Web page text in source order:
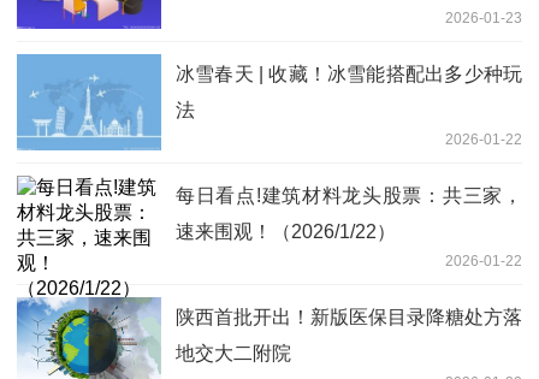
2026-01-23
冰雪春天 | 收藏！冰雪能搭配出多少种玩
法
2026-01-22
每日看点!建筑材料龙头股票：共三家，
速来围观！（2026/1/22）
2026-01-22
陕西首批开出！新版医保目录降糖处方落
地交大二附院